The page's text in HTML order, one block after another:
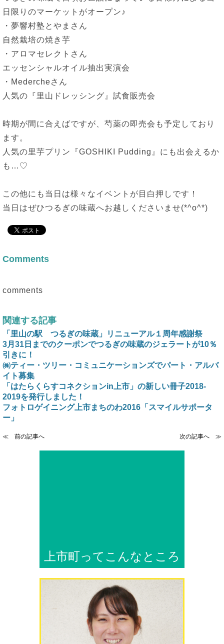
日限りのマーケットがオープン♪
・夢響村塾とやまさん
自然栽培の焼き芋
・アロマセレクトさん
エッセンシャルオイル抽出実演会
・Medercheさん
人気の『里山ドレッシング』試食販売会
時期が間に合えばですが、芍薬の即売会も予定しており
ます。
人気の里芋プリン『GOSHIKI Pudding』にも出会えるか
も…♡
この他にも当日は様々なイベントが目白押しです！
当日はぜひつるぎの味蔵へお越しくださいませ(*^o^*)
Comments
comments
関連する記事
「里山の駅 つるぎの味蔵」リニューアル１周年感謝祭
3月31日までのクーポンでつるぎの味蔵のジェラートが10％
引きに！
㈱ティー・ツリー・コミュニケーションズでパート・アルバ
イト募集
「はたらくらすコネクションin上市」の新しい冊子2018-
2019を発行しました！
フォトロゲイニング上市まちのわ2016「スマイルサポータ
ー」
≪ 前の記事へ 次の記事へ ≫
上市町ってこんなところ